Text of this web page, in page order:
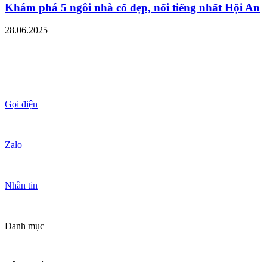
Khám phá 5 ngôi nhà cổ đẹp, nổi tiếng nhất Hội An
28.06.2025
Gọi điện
Zalo
Nhắn tin
Danh mục